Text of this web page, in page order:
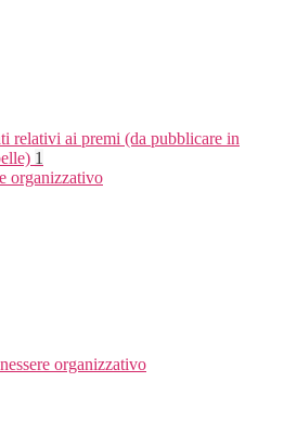
relativi ai premi (da pubblicare in
1
organizzativo
organizzativo